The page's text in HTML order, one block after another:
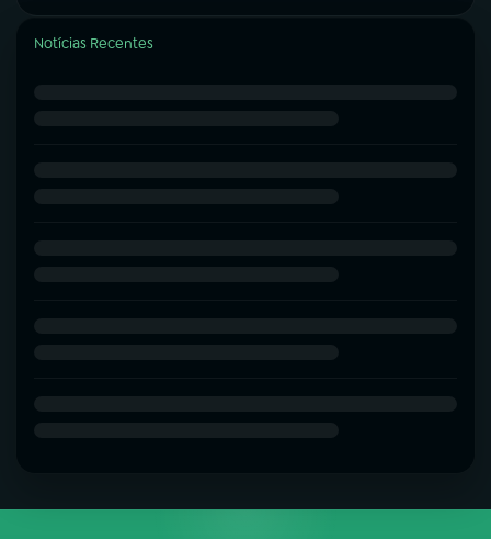
Notícias Recentes